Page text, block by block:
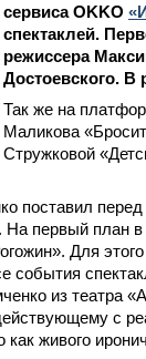
сервиса OKKO
спектаклей.
режиссера
Достоевского.
Так же на
Маликова
Стружковой
поставил
На первый план
Для
события
из театра
с
как живого